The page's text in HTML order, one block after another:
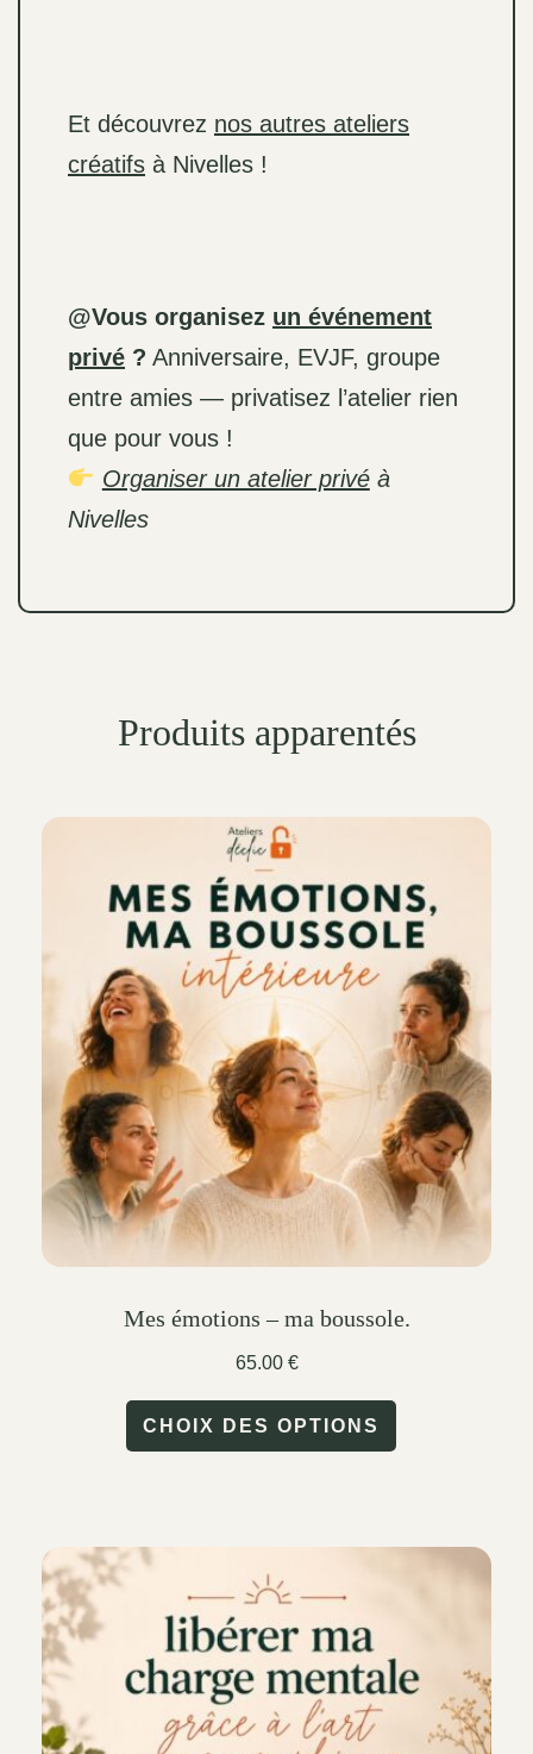
Et découvrez nos autres ateliers
créatifs à Nivelles !
@Vous organisez un événement
privé ? Anniversaire, EVJF, groupe
entre amies — privatisez l’atelier rien
que pour vous !
Organiser un atelier privéà
Nivelles
Produits apparentés
Mes émotions – ma boussole.
65.00 €
CHOIX DES OPTIONS
multiple
may
be